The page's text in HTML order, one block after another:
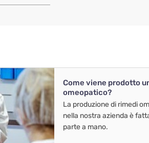
Come viene prodotto
omeopatico?
La produzione di rimedi
nella nostra azienda è
parte a mano.